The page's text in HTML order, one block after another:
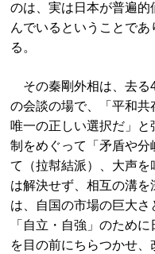
のは、実は日本が普遍
んでいるということで
る。
その秦剛外相は、去る
の会談の場で、「平和
唯一の正しい選択だ」
制をめぐって「矛盾や
て（拉幇結派）、大声
は解決せず、相互の溝
は、自国の市場の巨大
「自立・自強」のため
を目の前にちらつかせ